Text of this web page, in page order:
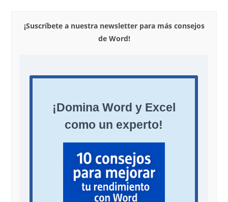
¡Suscríbete a nuestra newsletter para más consejos
de Word!